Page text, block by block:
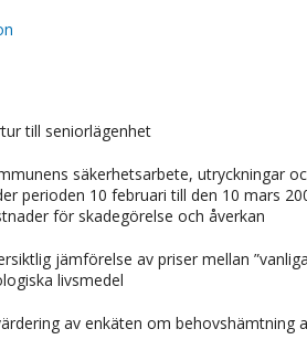
till seniorlägenhet
säkerhetsarbete, utryckningar
perioden 10 februari till den 10 mars
för skadegörelse och åverkan
jämförelse av priser mellan
livsmedel
av enkäten om behovshämtning